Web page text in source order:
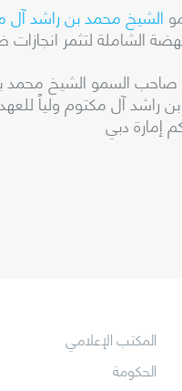
الشيخ محمد بن راشد آل
الشاملة لتثمر انجازات
من فبراير من العام 2008،
آل مكتوم ولياً
إمارة دبي
المكتب الإعلامي
الحكومة